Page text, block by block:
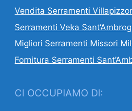
Vendita Serramenti
Serramenti Veka
Migliori Serramenti Missori
Fornitura Serramenti
CI OCCUPIAMO DI: